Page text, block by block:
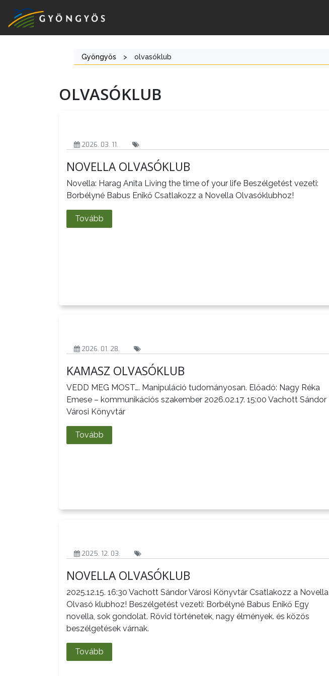
VÁROS
LÁTVÁNYOSSÁGOK
GYÖNGYÖS
VÁROS
ÉRTÉKTÁRA
VÁROSUNKRÓL
KVÍZ
VÁROS
PÉNZÜGYEI
KÖLTSÉGVETÉSI
FEJLESZTÉSEK
KÖRNYEZETVÉDELEM
TELEPÜLÉSRENDEZÉS
STRATÉGIÁK
Gyöngyös > olvasóklub
OLVASÓKLUB
2026. 03. 11.
NOVELLA OLVASÓKLUB
Novella: Harag Anita Living the time of your life Beszélgetést vezeti:
Borbélyné Babus Enikő Csatlakozz a Novella Olvasóklubhoz!
Tovább
2026. 01. 28.
KAMASZ OLVASÓKLUB
VEDD MEG MOST…. Manipuláció tudományosan. Előadó: Nagy Réka
Emese – kommunikációs szakember 2026.02.17. 15:00 Vachott Sándor
Városi Könyvtár
Tovább
2025. 12. 03.
NOVELLA OLVASÓKLUB
2025.12.15. 16:30 Vachott Sándor Városi Könyvtár Csatlakozz a Novella
Olvasó klubhoz! Beszélgetést vezeti: Borbélyné Babus Enikő Egy
novella, sok gondolat. Rövid történetek, nagy élmények. és közös
beszélgetések várnak.
Tovább